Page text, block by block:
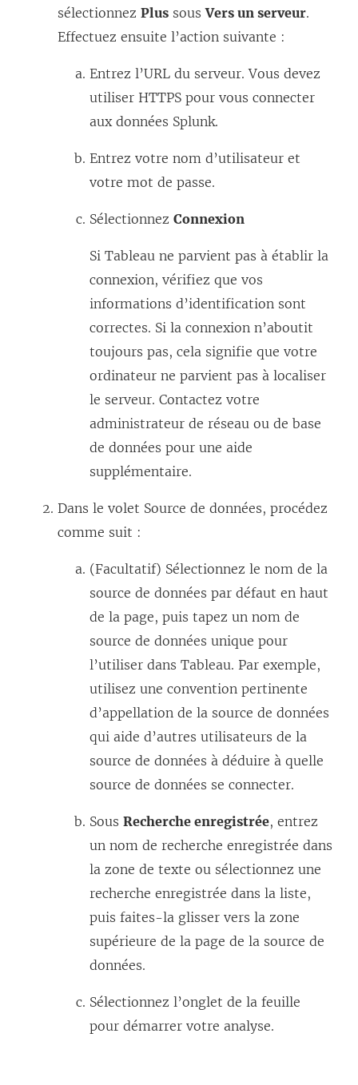
e
d
n
u
e
l
l
e
e
r
)
sélectionnez Plus sousVers un serveur.
Effectuez ensuite l’action suivante :
Entrez l’URL du serveur. Vous devez
utiliser HTTPS pour vous connecter
aux données Splunk.
Entrez votre nom d’utilisateur et
votre mot de passe.
Sélectionnez Connexion
Si Tableau ne parvient pas à établir la
connexion, vérifiez que vos
informations d’identification sont
correctes. Si la connexion n’aboutit
toujours pas, cela signifie que votre
ordinateur ne parvient pas à localiser
le serveur. Contactez votre
administrateur de réseau ou de base
de données pour une aide
supplémentaire.
Dans le volet Source de données, procédez
comme suit :
(Facultatif) Sélectionnez le nom de la
source de données par défaut en haut
de la page, puis tapez un nom de
source de données unique pour
l’utiliser dans Tableau. Par exemple,
utilisez une convention pertinente
d’appellation de la source de données
qui aide d’autres utilisateurs de la
source de données à déduire à quelle
source de données se connecter.
Sous Recherche enregistrée, entrez
un nom de recherche enregistrée dans
la zone de texte ou sélectionnez une
recherche enregistrée dans la liste,
puis faites-la glisser vers la zone
supérieure de la page de la source de
données.
Sélectionnez l’onglet de la feuille
pour démarrer votre analyse.